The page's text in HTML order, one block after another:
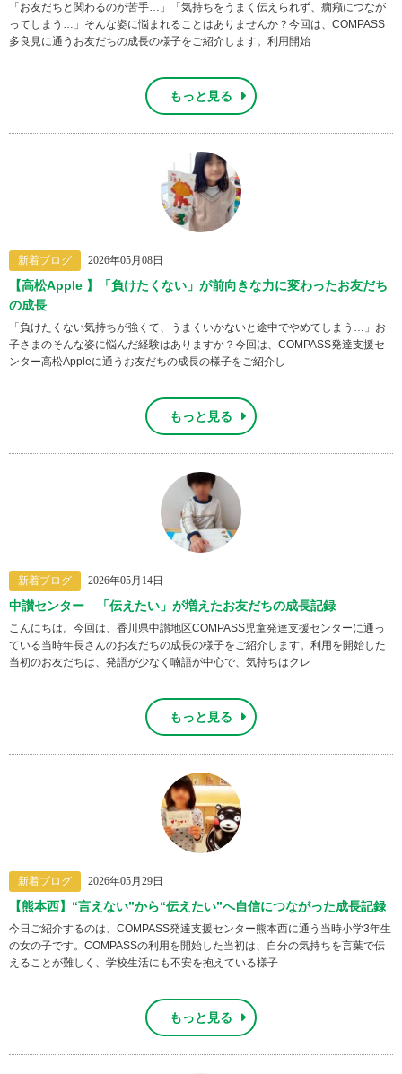
「お友だちと関わるのが苦手…」「気持ちをうまく伝えられず、癇癪につなが
ってしまう…」そんな姿に悩まれることはありませんか？今回は、COMPASS
多良見に通うお友だちの成長の様子をご紹介します。利用開始
もっと見る
新着ブログ 2026年05月08日
【高松Apple 】「負けたくない」が前向きな力に変わったお友だち
の成長
「負けたくない気持ちが強くて、うまくいかないと途中でやめてしまう…」お
子さまのそんな姿に悩んだ経験はありますか？今回は、COMPASS発達支援セ
ンター高松Appleに通うお友だちの成長の様子をご紹介し
もっと見る
新着ブログ 2026年05月14日
中讃センター 「伝えたい」が増えたお友だちの成長記録
こんにちは。今回は、香川県中讃地区COMPASS児童発達支援センターに通っ
ている当時年長さんのお友だちの成長の様子をご紹介します。利用を開始した
当初のお友だちは、発語が少なく喃語が中心で、気持ちはクレ
もっと見る
新着ブログ 2026年05月29日
【熊本西】“言えない”から“伝えたい”へ自信につながった成長記録
今日ご紹介するのは、COMPASS発達支援センター熊本西に通う当時小学3年生
の女の子です。COMPASSの利用を開始した当初は、自分の気持ちを言葉で伝
えることが難しく、学校生活にも不安を抱えている様子
もっと見る